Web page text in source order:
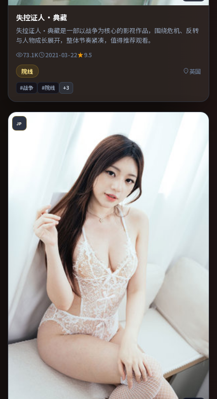
失控证人·典藏
失控证人·典藏是一部以战争为核心的影视作品，围绕危机、反转
与人物成长展开，整体节奏紧凑，值得推荐观看。
73.1K 2021-03-22
9.5
院线
英国
#战争 #院线 +3
JP